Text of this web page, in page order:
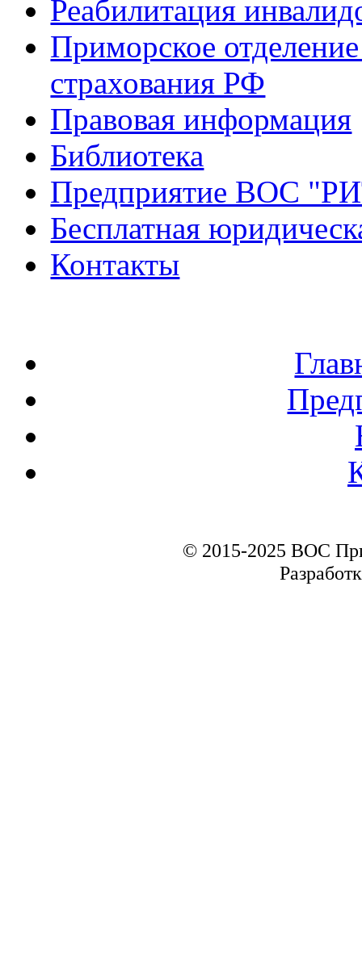
Реабилитация
Приморское
страхования РФ
Правовая информация
Библиотека
Предприятие ВОС
Бесплатная
Контакты
© 2015-2025 ВОС